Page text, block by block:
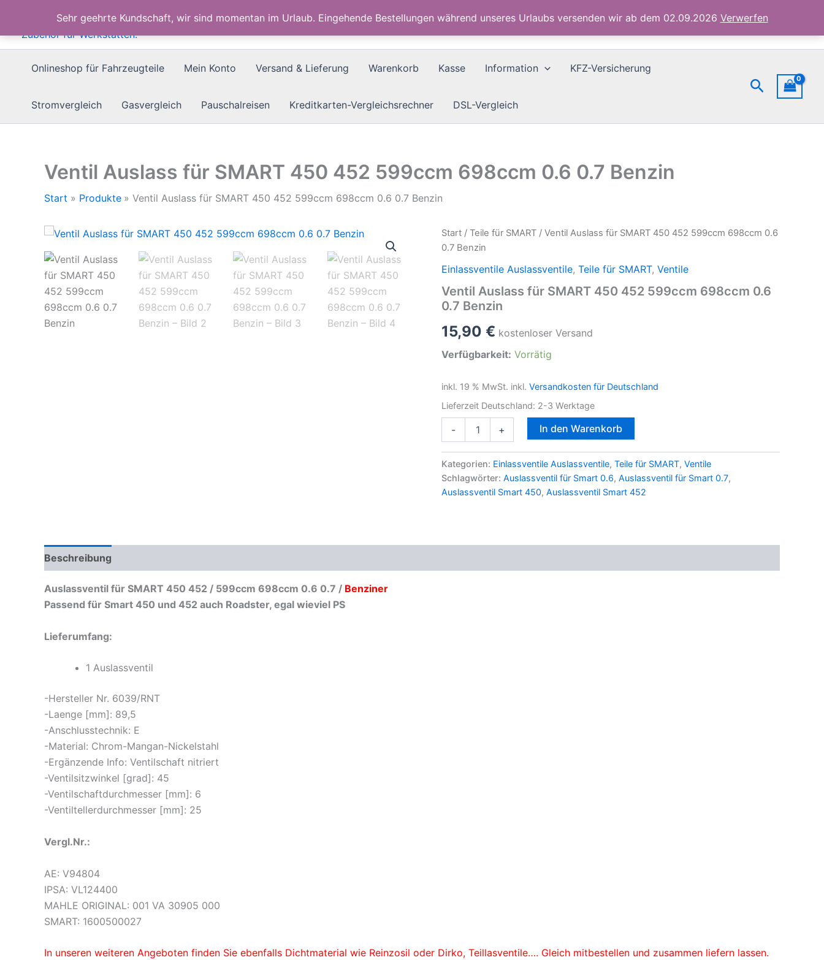
Sehr geehrte Kundschaft, wir sind momentan im Urlaub. Eingehende Bestellungen während unseres Urlaubs versenden wir ab dem 02.09.2026 Verwerfen
springen
Onlineshop für Fahrzeugteile Mein Konto Versand & Lieferung Warenkorb Kasse Information KFZ-Versicherung
Stromvergleich Gasvergleich Pauschalreisen Kreditkarten-Vergleichsrechner DSL-Vergleich
Suchen
Ventil Auslass für SMART 450 452 599ccm 698ccm 0.6 0.7 Benzin
Start Produkte Ventil Auslass für SMART 450 452 599ccm 698ccm 0.6 0.7 Benzin
Start / Teile für SMART / Ventil Auslass für SMART 450 452 599ccm 698ccm 0.6
0.7 Benzin
Einlassventile Auslassventile, Teile für SMART, Ventile
Ventil Auslass für SMART 450 452 599ccm 698ccm 0.6
0.7 Benzin
15,90 € kostenloser Versand
Verfügbarkeit: Vorrätig
inkl. 19 % MwSt. inkl. Versandkosten für Deutschland
Lieferzeit Deutschland: 2-3 Werktage
-
SMART
452
599ccm
Benzin
+ In den Warenkorb
Kategorien: Einlassventile Auslassventile, Teile für SMART, Ventile
Schlagwörter: Auslassventil für Smart 0.6, Auslassventil für Smart 0.7,
Auslassventil Smart 450, Auslassventil Smart 452
Beschreibung
Auslassventil für SMART 450 452 / 599ccm 698ccm 0.6 0.7 / Benziner
Passend für Smart 450 und 452 auch Roadster, egal wieviel PS
Lieferumfang:
1 Auslassventil
-Hersteller Nr. 6039/RNT
-Laenge [mm]: 89,5
-Anschlusstechnik: E
-Material: Chrom-Mangan-Nickelstahl
-Ergänzende Info: Ventilschaft nitriert
-Ventilsitzwinkel [grad]: 45
-Ventilschaftdurchmesser [mm]: 6
-Ventiltellerdurchmesser [mm]: 25
Vergl.Nr.:
AE: V94804
IPSA: VL124400
MAHLE ORIGINAL: 001 VA 30905 000
SMART: 1600500027
In unseren weiteren Angeboten finden Sie ebenfalls Dichtmaterial wie Reinzosil oder Dirko, Teillasventile…. Gleich mitbestellen und zusammen liefern lassen.
599ccm
Benzin